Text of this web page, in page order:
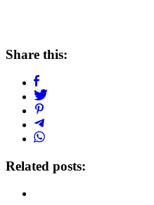
Share this:
Related posts: